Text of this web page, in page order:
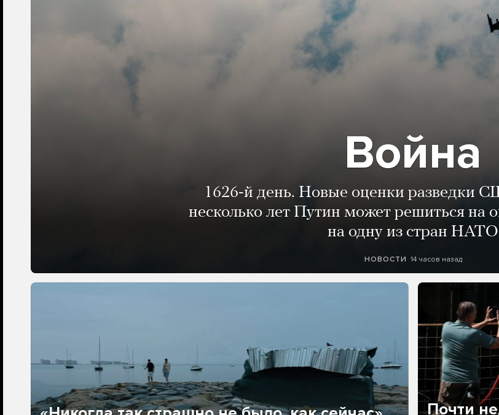
Война
1626-й день. Новые оценки разведки
несколько лет Путин может решиться на
на одну из стран НАТО
НОВОСТИ 14 часов назад
Почти